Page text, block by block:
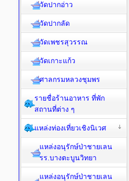
วัดปากอ่าว
วัดปากลัด
วัดเพชรสุวรรณ
วัดเกาะแก้ว
ศาลกรมหลวงชุมพร
รายชื่อร้านอาหาร ที่พัก
สถานที่ต่าง ๆ
แหล่งท่องเที่ยวเชิงนิเวศ
แหล่งอนุรักษ์ป่าชายเลน
รร.บางตะบูนวิทยา
แหล่งอนุรักษ์ป่าชายเลน